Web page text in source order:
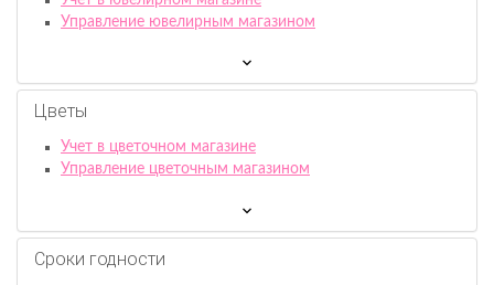
Управление ювелирным магазином
Цветы
Учет в цветочном магазине
Управление цветочным магазином
Сроки годности